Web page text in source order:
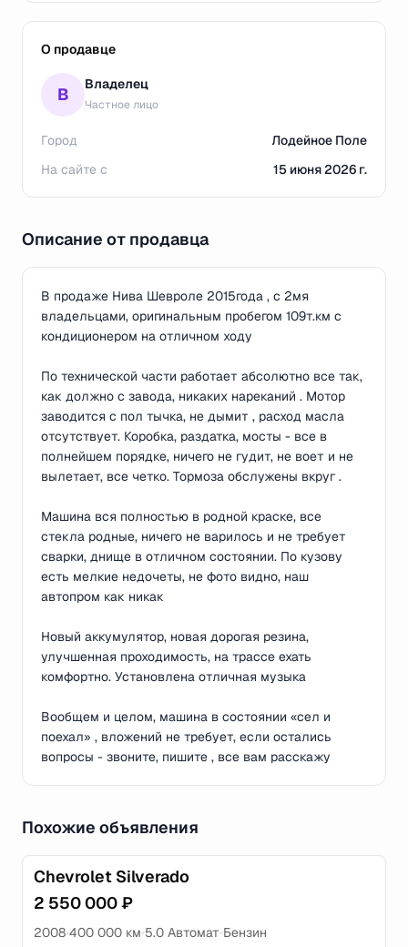
О продавце
В Владелец
Частное лицо
Город
Лодейное Поле
На сайте с
15 июня 2026 г.
Описание от продавца
В продаже Нива Шевроле 2015года , с 2мя
владельцами, оригинальным пробегом 109т.км с
кондиционером на отличном ходу
По технической части работает абсолютно все так,
как должно с завода, никаких нареканий . Мотор
заводится с пол тычка, не дымит , расход масла
отсутствует. Коробка, раздатка, мосты - все в
полнейшем порядке, ничего не гудит, не воет и не
вылетает, все четко. Тормоза обслужены вкруг .
Машина вся полностью в родной краске, все
стекла родные, ничего не варилось и не требует
сварки, днище в отличном состоянии. По кузову
есть мелкие недочеты, не фото видно, наш
автопром как никак
Новый аккумулятор, новая дорогая резина,
улучшенная проходимость, на трассе ехать
комфортно. Установлена отличная музыка
Вообщем и целом, машина в состоянии «сел и
поехал» , вложений не требует, если остались
вопросы - звоните, пишите , все вам расскажу
Похожие объявления
Chevrolet Silverado
2 550 000 ₽
2008•400 000 км•5.0 Автомат•Бензин